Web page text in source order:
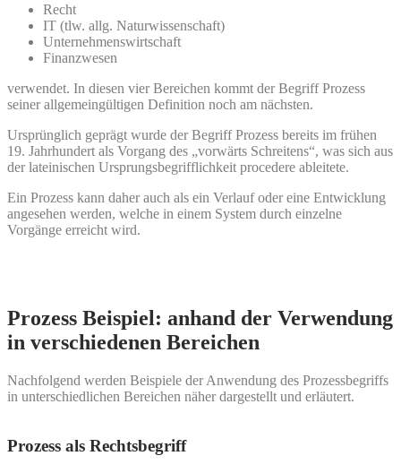
Recht
IT (tlw. allg. Naturwissenschaft)
Unternehmenswirtschaft
Finanzwesen
verwendet. In diesen vier Bereichen kommt der Begriff Prozess
seiner allgemeingültigen Definition noch am nächsten.
Ursprünglich geprägt wurde der Begriff Prozess bereits im frühen
19. Jahrhundert als Vorgang des „vorwärts Schreitens“, was sich aus
der lateinischen Ursprungsbegrifflichkeit procedere ableitete.
Ein Prozess kann daher auch als ein Verlauf oder eine Entwicklung
angesehen werden, welche in einem System durch einzelne
Vorgänge erreicht wird.
Prozess Beispiel: anhand der Verwendung
in verschiedenen Bereichen
Nachfolgend werden Beispiele der Anwendung des Prozessbegriffs
in unterschiedlichen Bereichen näher dargestellt und erläutert.
Prozess als Rechtsbegriff